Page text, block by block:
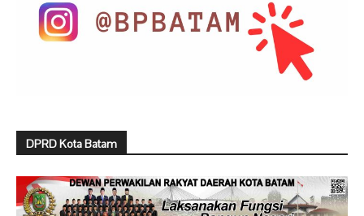
DPRD Kota Batam